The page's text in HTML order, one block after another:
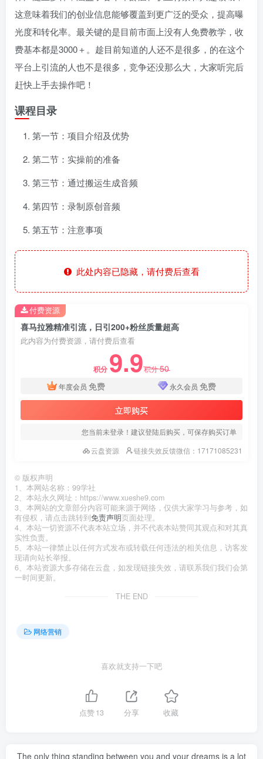
这意味着我们的创业信息能够覆盖到更广泛的受众，提高曝
光度和转化率。最关键的是目前市面上没有人免费教学，收
费基本都是3000＋。趁目前知道的人还不是很多，的在这个
平台上引流的人也不是很多，竞争还没那么大，大家听完后
赶快上手去操作吧！
课程目录
第一节：项目介绍及优势
第二节：实操前的准备
第三节：通过搬运生成音频
第四节：录制原创音频
第五节：注意事项
此处内容已隐藏，请付费后查看
喜马拉雅精准引流，日引200+粉丝质量超高
此内容为付费资源，请付费后查看
积分 9.9积分50
年度会员 免费 永久会员 免费
立即购买
您当前未登录！建议登陆后购买，可保存购买订单
云盘资源
链接失效反馈微信：17171085231
付费资源
© 版权声明
1、本网站名称：99学社
2、本站永久网址：https://www.xueshe9.com
3、本网站的文章部分内容可能来源于网络，仅供大家学习与参考，如
有侵权，请点击跳转到免责声明页面处理。
4、本站一切资源不代表本站立场，并不代表本站赞同其观点和对其真
实性负责。
5、本站一律禁止以任何方式发布或转载任何违法的相关信息，访客发
现请向站长举报。
6、本站资源大多存储在云盘，如发现链接失效，请联系我们我们会第
一时间更新。
THE END
网络营销
喜欢就支持一下吧
点赞13 分享 收藏
The only thing standing between you and your dreams is a lot